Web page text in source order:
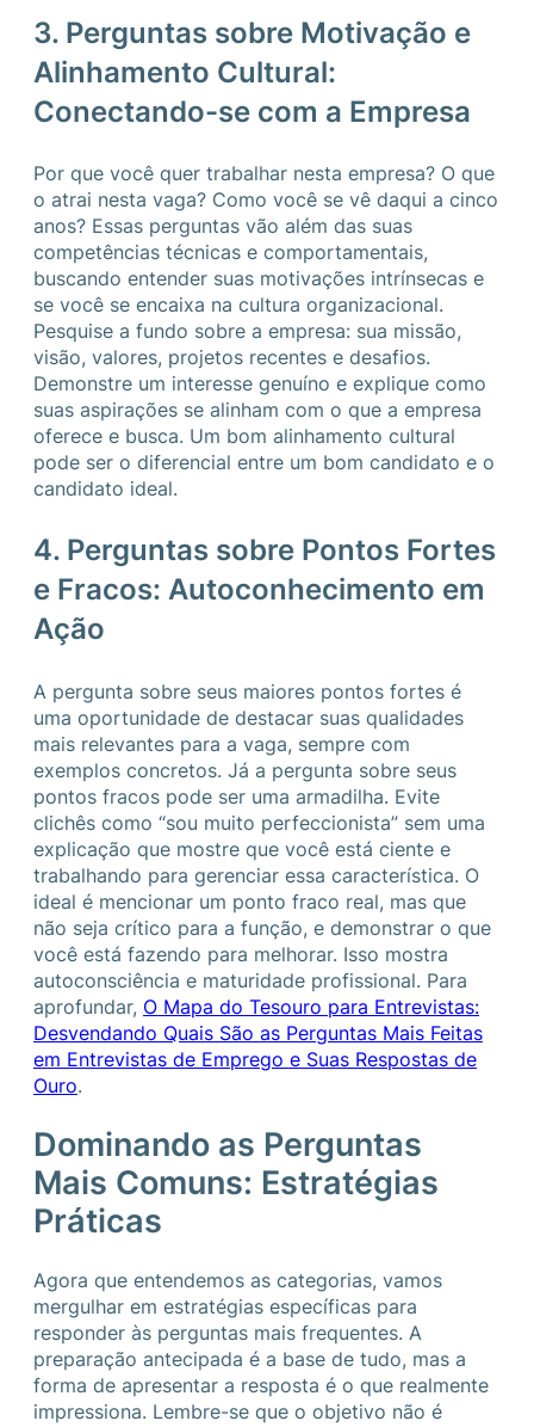
3. Perguntas sobre Motivação e
Alinhamento Cultural:
Conectando-se com a Empresa
Por que você quer trabalhar nesta empresa? O que
o atrai nesta vaga? Como você se vê daqui a cinco
anos? Essas perguntas vão além das suas
competências técnicas e comportamentais,
buscando entender suas motivações intrínsecas e
se você se encaixa na cultura organizacional.
Pesquise a fundo sobre a empresa: sua missão,
visão, valores, projetos recentes e desafios.
Demonstre um interesse genuíno e explique como
suas aspirações se alinham com o que a empresa
oferece e busca. Um bom alinhamento cultural
pode ser o diferencial entre um bom candidato e o
candidato ideal.
4. Perguntas sobre Pontos Fortes
e Fracos: Autoconhecimento em
Ação
A pergunta sobre seus maiores pontos fortes é
uma oportunidade de destacar suas qualidades
mais relevantes para a vaga, sempre com
exemplos concretos. Já a pergunta sobre seus
pontos fracos pode ser uma armadilha. Evite
clichês como “sou muito perfeccionista” sem uma
explicação que mostre que você está ciente e
trabalhando para gerenciar essa característica. O
ideal é mencionar um ponto fraco real, mas que
não seja crítico para a função, e demonstrar o que
você está fazendo para melhorar. Isso mostra
autoconsciência e maturidade profissional. Para
aprofundar, O Mapa do Tesouro para Entrevistas:
Desvendando Quais São as Perguntas Mais Feitas
em Entrevistas de Emprego e Suas Respostas de
Ouro.
Dominando as Perguntas
Mais Comuns: Estratégias
Práticas
Agora que entendemos as categorias, vamos
mergulhar em estratégias específicas para
responder às perguntas mais frequentes. A
preparação antecipada é a base de tudo, mas a
forma de apresentar a resposta é o que realmente
impressiona. Lembre-se que o objetivo não é